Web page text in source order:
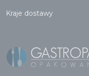
Kraje dostawy